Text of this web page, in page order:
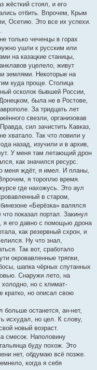
жёсткий стоял, и его
отбить. Впрочем, Крым
Осетию. Это все их успехи.
только чеченцы в горах
ушли к русским или
на казацкие станицы,
уцелело, живут
землями. Некоторые на
куда проще. Столица
осколок бывшей России,
была не в Ростове,
За тридцать лет
свезли, организовав
сил зачистить Кавказ,
хватало. Так что ловили у
назад, изучили и в архив,
У меня там летающий дрон
как значился ресурс.
меня ждёт, я имел. И планы,
я тороплю время.
где нахожусь. Это аул
в старом,
«Берёзка» валялся
показал портал. Закинул
я его давно с помощью дрона
как резервный схрон, и
Ну что знал,
Так вот, сработало
окровавленные тряпки,
шапка чёрных спутанных
Снаружи лето, на
холодно, но с климат-
кратко, но описал свою
больше останется, ан-нет,
исхудал, но цел. К слову,
новый возраст.
смесок. Наполовину
буду похож. Это
нет, обдумаю всё позже.
когда я себя